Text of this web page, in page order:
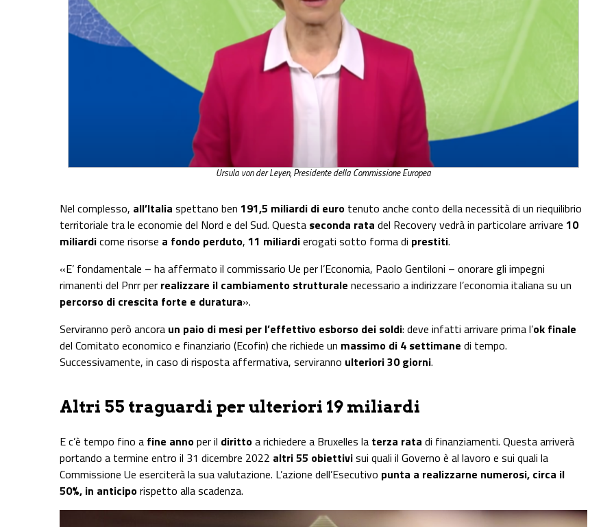
Ursula von der Leyen, Presidente della Commissione Europea
Nel complesso, all’Italia spettano ben 191,5 miliardi di euro tenuto anche conto della necessità di un riequilibrio
territoriale tra le economie del Nord e del Sud. Questa seconda rata del Recovery vedrà in particolare arrivare 10
miliardicome risorse a fondo perduto, 11 miliardierogati sotto forma di prestiti.
«E’ fondamentale – ha affermato il commissario Ue per l’Economia, Paolo Gentiloni – onorare gli impegni
rimanenti del Pnrr per realizzare il cambiamento strutturale necessario a indirizzare l’economia italiana su un
percorso di crescita forte e duratura».
Serviranno però ancora un paio di mesi per l’effettivo esborso dei soldi: deve infatti arrivare prima l’ok finale
del Comitato economico e finanziario (Ecofin) che richiede un massimo di 4 settimane di tempo.
Successivamente, in caso di risposta affermativa, serviranno ulteriori 30 giorni.
Altri 55 traguardi per ulteriori 19 miliardi
E c’è tempo fino a fine annoper il dirittoa richiedere a Bruxelles la terza rata di finanziamenti. Questa arriverà
portando a termine entro il 31 dicembre 2022 altri 55 obiettivisui quali il Governo è al lavoro e sui quali la
Commissione Ue eserciterà la sua valutazione. L’azione dell’Esecutivo punta a realizzarne numerosi, circa il
50%, in anticiporispetto alla scadenza.